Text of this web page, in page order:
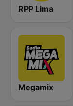
RPP Lima
Megamix